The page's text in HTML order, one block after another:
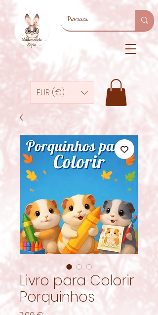
EUR (€)
Livro para Colorir
Porquinhos